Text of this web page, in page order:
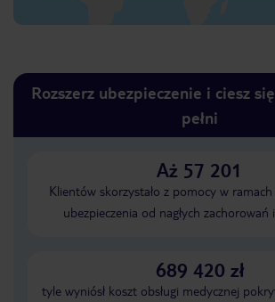
Rozszerz ubezpieczenie i ciesz
pełni
Aż 57 201
Klientów skorzystało z pomocy w
ubezpieczenia od nagłych
689 420 zł
tyle wyniósł koszt obsługi medycznej